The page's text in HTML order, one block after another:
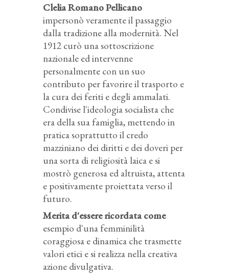
Clelia Romano Pellicano
impersonò veramente il passaggio
dalla tradizione alla modernità. Nel
1912 curò una sottoscrizione
nazionale ed intervenne
personalmente con un suo
contributo per favorire il trasporto e
la cura dei feriti e degli ammalati.
Condivise l'ideologia socialista che
era della sua famiglia, mettendo in
pratica soprattutto il credo
mazziniano dei diritti e dei doveri per
una sorta di religiosità laica e si
mostrò generosa ed altruista, attenta
e positivamente proiettata verso il
futuro.
Merita d'essere ricordata come
esempio d'una femminilità
coraggiosa e dinamica che trasmette
valori etici e si realizza nella creativa
azione divulgativa.